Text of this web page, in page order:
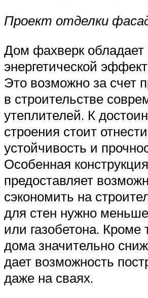
Проект отделки
Дом фахверк обладает
энергетической
Это возможно за счет
в строительстве
утеплителей. К
строения стоит
устойчивость и
Особенная
предоставляет
сэкономить на
для стен нужно
или газобетона. Кроме
дома значительно
дает возможность
даже на сваях.